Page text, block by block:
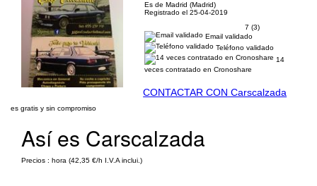
Es de Madrid (Madrid)
Registrado el 25-04-2019
7 (3)
Email validado
Teléfono validado
14
veces contratado en Cronoshare
CONTACTAR CON Carscalzada
es gratis y sin compromiso
Así es Carscalzada
Precios : hora (42,35 €/h I.V.A inclui.)